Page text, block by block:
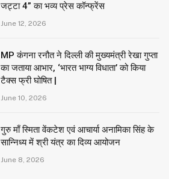
जट्टा 4” का भव्य प्रेस कॉन्फ्रेंस
June 12, 2026
MP कंगना रनौत ने दिल्ली की मुख्यमंत्री रेखा गुप्ता
का जताया आभार, ‘भारत भाग्य विधाता’ को किया
टैक्स फ्री घोषित |
June 10, 2026
गुरु माँ स्मिता वेंकटेश एवं आचार्या अनामिका सिंह के
सान्निध्य में श्री यंत्र का दिव्य आयोजन
June 8, 2026